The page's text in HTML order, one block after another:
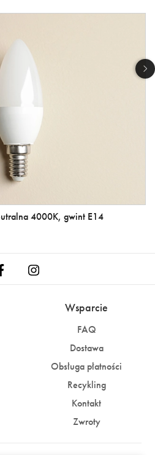
4000K, gwint E14
Wsparcie
FAQ
Dostawa
Obsługa płatności
Recykling
Kontakt
Zwroty